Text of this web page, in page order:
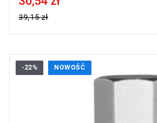
39,15 zł
-22% NOWOŚĆ